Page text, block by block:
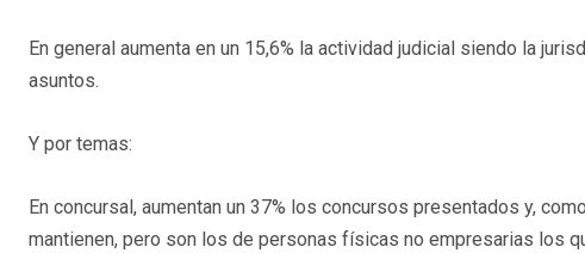
En general aumenta en un 15,6% la actividad judicial siendo la
asuntos.
Y por temas:
En concursal, aumentan un 37% los concursos presentados y,
mantienen, pero son los de personas físicas no empresarias los